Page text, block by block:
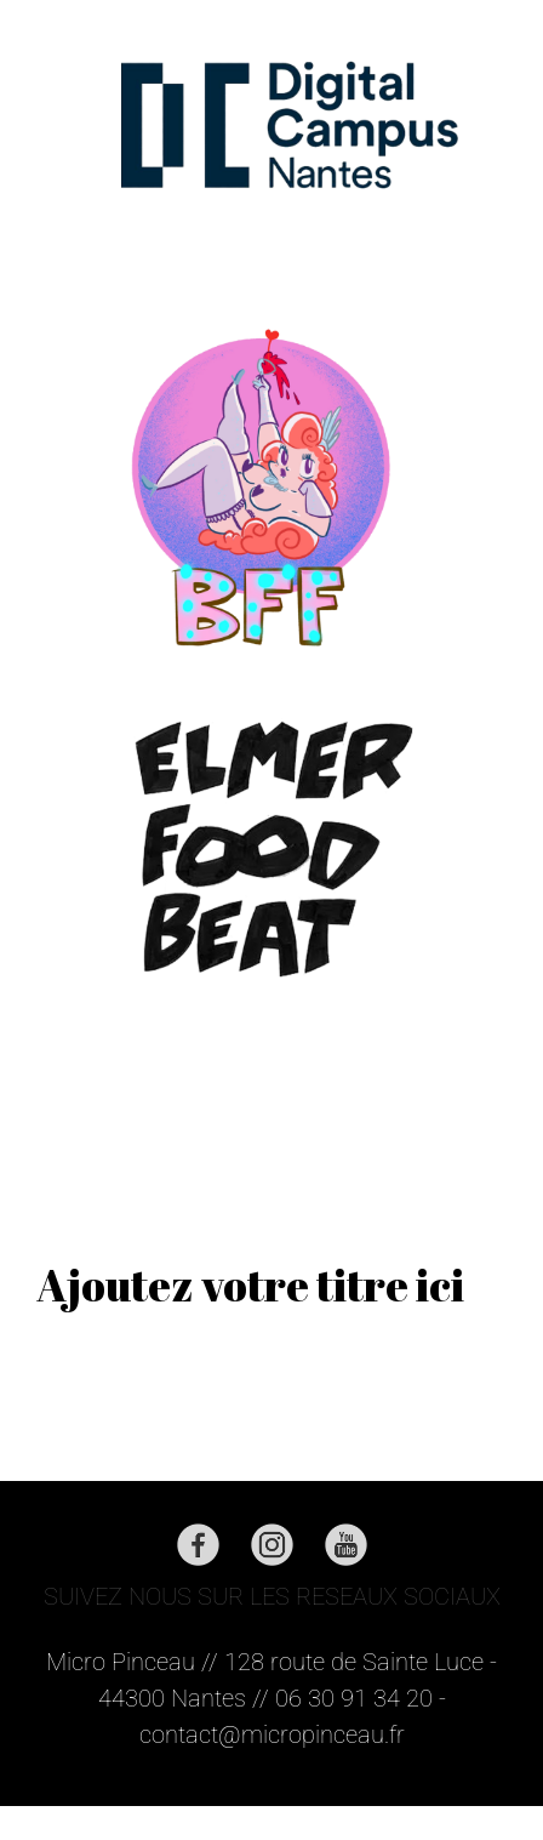
Ajoutez votre titre ici
SUIVEZ NOUS SUR LES RESEAUX SOCIAUX
Micro Pinceau // 128 route de Sainte Luce -
44300 Nantes // 06 30 91 34 20 -
contact@micropinceau.fr